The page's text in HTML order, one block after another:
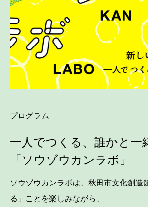
プログラム
一人でつくる、誰かと一
「ソウゾウカンラボ」
ソウゾウカンラボは、秋田市文化創造
る」ことを楽しみながら、